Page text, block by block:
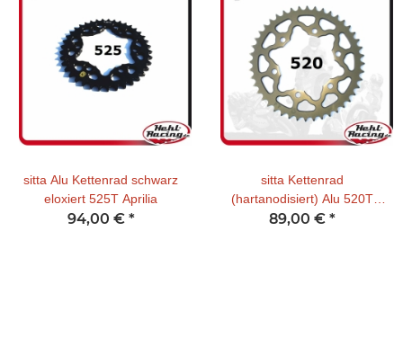
sitta Alu Kettenrad schwarz
eloxiert 525T Aprilia
94,00 € *
sitta Kettenrad
(hartanodisiert) Alu 520T
Kawasaki
89,00 € *